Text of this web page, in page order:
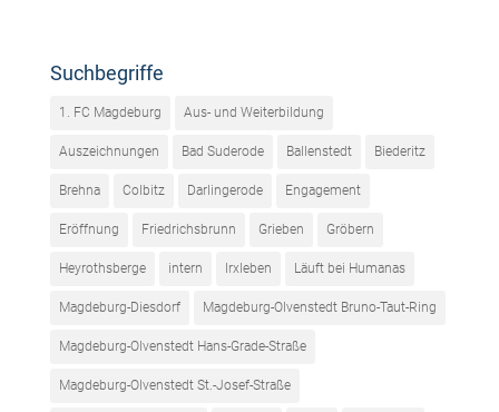
Suchbegriffe
1. FC Magdeburg Aus- und Weiterbildung
Auszeichnungen Bad Suderode Ballenstedt Biederitz
Brehna Colbitz Darlingerode Engagement
Eröffnung Friedrichsbrunn Grieben Gröbern
Heyrothsberge intern Irxleben Läuft bei Humanas
Magdeburg-Diesdorf Magdeburg-Olvenstedt Bruno-Taut-Ring
Magdeburg-Olvenstedt Hans-Grade-Straße
Magdeburg-Olvenstedt St.-Josef-Straße